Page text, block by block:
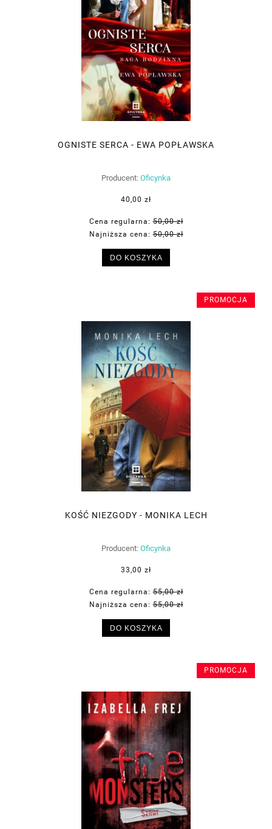
OGNISTE SERCA - EWA POPŁAWSKA
Producent: Oficynka
40,00 zł
Cena regularna:50,00 zł
Najniższa cena:50,00 zł
DO KOSZYKA
KOŚĆ NIEZGODY - MONIKA LECH
Producent: Oficynka
33,00 zł
Cena regularna:55,00 zł
Najniższa cena:55,00 zł
DO KOSZYKA
PROMOCJA
PROMOCJA